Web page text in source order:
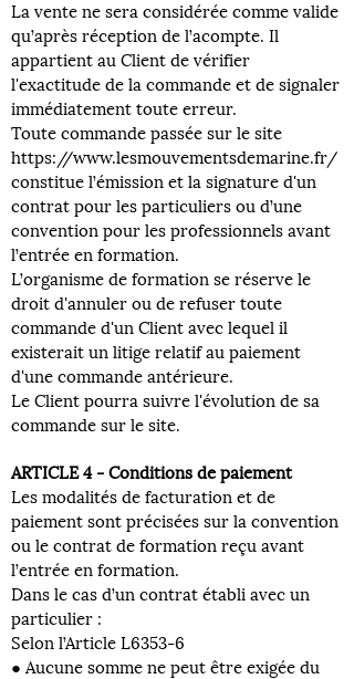
La vente ne sera considérée comme valide
qu’après réception de l’acompte. Il
appartient au Client de vérifier
l'exactitude de la commande et de signaler
immédiatement toute erreur.
Toute commande passée sur le site
https://www.lesmouvementsdemarine.fr/
constitue l’émission et la signature d'un
contrat pour les particuliers ou d’une
convention pour les professionnels avant
l’entrée en formation.
L’organisme de formation se réserve le
droit d'annuler ou de refuser toute
commande d'un Client avec lequel il
existerait un litige relatif au paiement
d'une commande antérieure.
Le Client pourra suivre l'évolution de sa
commande sur le site.
ARTICLE 4 - Conditions de paiement
Les modalités de facturation et de
paiement sont précisées sur la convention
ou le contrat de formation reçu avant
l’entrée en formation.
Dans le cas d’un contrat établi avec un
particulier :
Selon l’Article L6353-6
● Aucune somme ne peut être exigée du